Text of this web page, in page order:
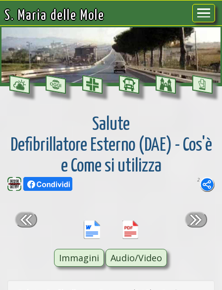
S. Maria delle Mole
Salute
Defibrillatore Esterno (DAE) - Cos'è
e Come si utilizza
2
Immagini Audio/Video